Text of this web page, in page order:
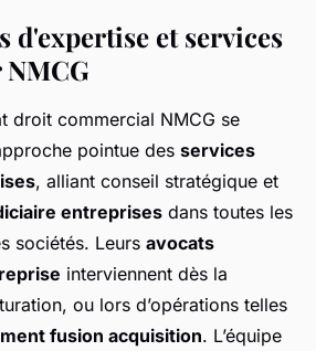
d'expertise et services
droit commercial NMCG se
pointue des services
, alliant conseil stratégique et
entreprises dans toutes les
sociétés. Leurs avocats
interviennent dès la
ou lors d’opérations telles
fusion acquisition. L’équipe